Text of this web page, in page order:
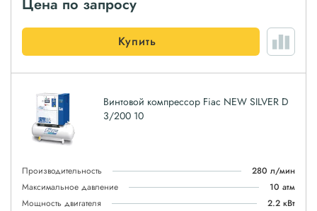
Цена по запросу
Купить
Винтовой компрессор Fiac NEW SILVER D
3/200 10
Производительность
280 л/мин
Максимальное давление
10 атм
Мощность двигателя
2.2 кВт